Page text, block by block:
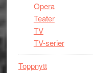
Opera
Teater
TV
TV-serier
Toppnytt